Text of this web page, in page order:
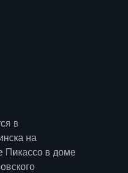
в
на
Пикассо в доме